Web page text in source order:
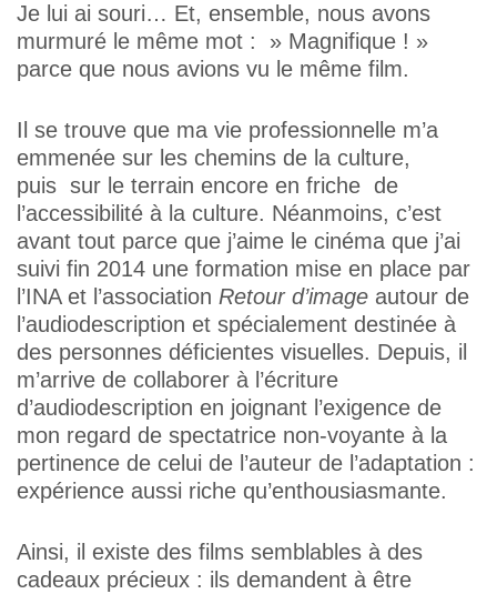
Je lui ai souri… Et, ensemble, nous avons
murmuré le même mot : » Magnifique ! »
parce que nous avions vu le même film.
Il se trouve que ma vie professionnelle m’a
emmenée sur les chemins de la culture,
puis sur le terrain encore en friche de
l’accessibilité à la culture. Néanmoins, c’est
avant tout parce que j’aime le cinéma que j’ai
suivi fin 2014 une formation mise en place par
l’INA et l’association Retour d’image autour de
l’audiodescription et spécialement destinée à
des personnes déficientes visuelles. Depuis, il
m’arrive de collaborer à l’écriture
d’audiodescription en joignant l’exigence de
mon regard de spectatrice non-voyante à la
pertinence de celui de l’auteur de l’adaptation :
expérience aussi riche qu’enthousiasmante.
Ainsi, il existe des films semblables à des
cadeaux précieux : ils demandent à être